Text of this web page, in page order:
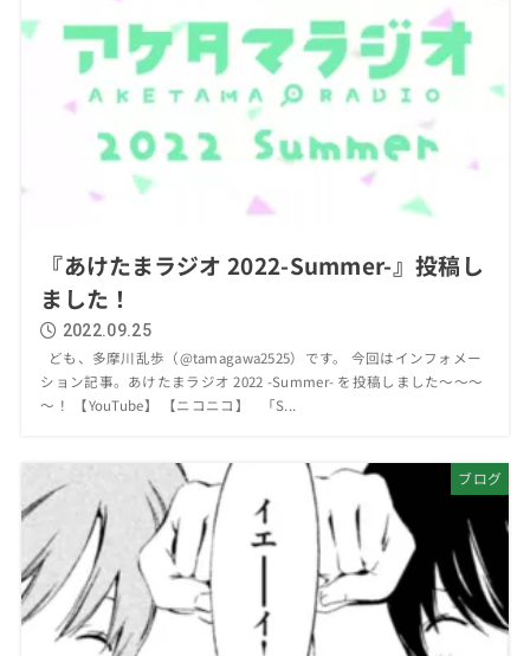
『あけたまラジオ 2022-Summer-』投稿し
ました！
2022.09.25
ども、多摩川乱歩（@tamagawa2525）です。 今回はインフォメー
ション記事。あけたまラジオ 2022 -Summer- を投稿しました～～～
～！ 【YouTube】 【ニコニコ】 「S...
ブログ